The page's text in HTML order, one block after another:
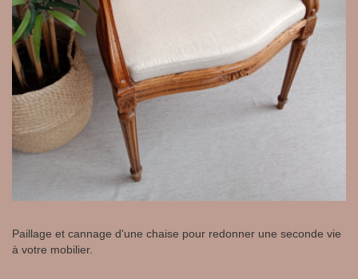
Paillage et cannage d'une chaise pour redonner une seconde vie
à votre mobilier.